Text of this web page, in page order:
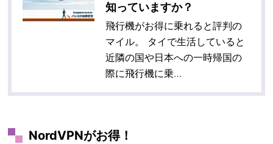
知っていますか？
飛行機がお得に乗れると評判の
マイル。 タイで生活していると
近隣の国や日本への一時帰国の
際に飛行機に乗…
NordVPNがお得！